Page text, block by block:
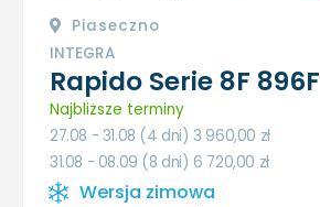
Piaseczno
INTEGRA
Rapido Serie 8F 896F
Najbliższe terminy
27.08 - 31.08 (4 dni) 3 960,00 zł
31.08 - 08.09 (8 dni) 6 720,00 zł
Wersja zimowa